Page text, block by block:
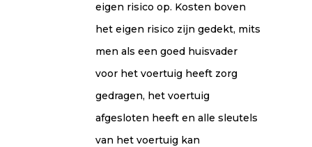
eigen risico op. Kosten boven
het eigen risico zijn gedekt, mits
men als een goed huisvader
voor het voertuig heeft zorg
gedragen, het voertuig
afgesloten heeft en alle sleutels
van het voertuig kan